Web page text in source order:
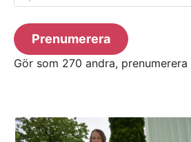
postadress
Prenumerera
Gör som 270 andra, prenumerera